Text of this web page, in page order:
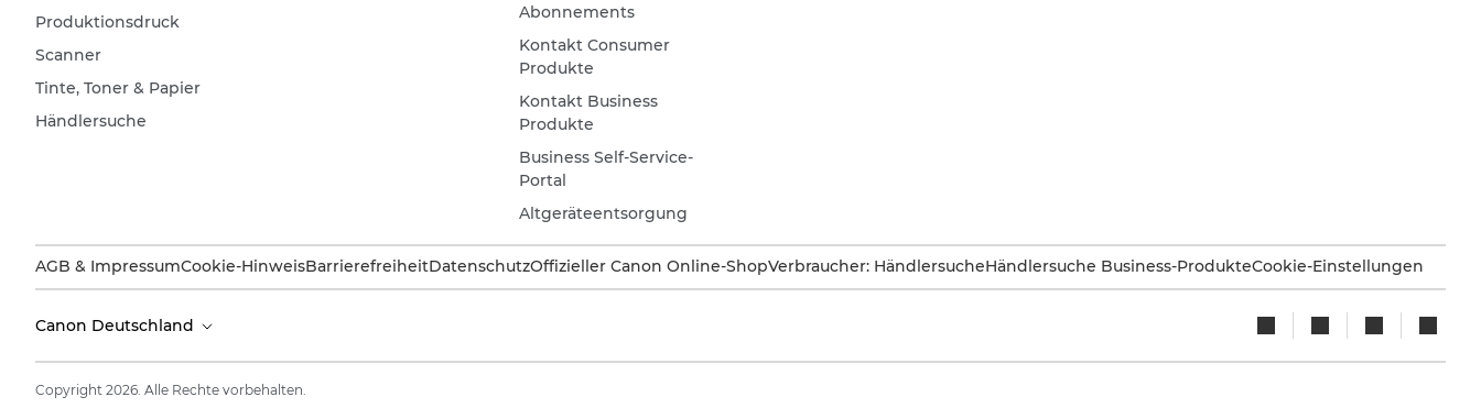
Produktionsdruck
Scanner
Tinte, Toner & Papier
Händlersuche
Abonnements
Kontakt Consumer
Produkte
Kontakt Business
Produkte
Business Self-Service-
Portal
Altgeräteentsorgung
AGB & ImpressumCookie-HinweisBarrierefreiheitDatenschutzOffizieller Canon Online-ShopVerbraucher: HändlersucheHändlersuche Business-ProdukteCookie-Einstellungen
Canon Deutschland
Copyright 2026. Alle Rechte vorbehalten.